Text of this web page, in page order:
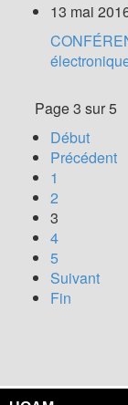
13 mai
Page 3 sur 5
Début
Précédent
1
2
3
4
5
Suivant
Fin